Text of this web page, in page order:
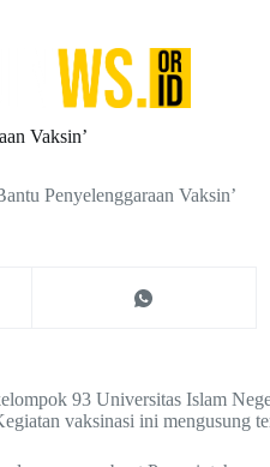
Vaksin’
Penyelenggaraan Vaksin’
93 Universitas Islam
vaksinasi ini mengusung